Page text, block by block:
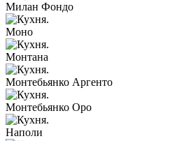
Милан Фондо
Моно
Монтана
Монтебьянко Аргенто
Монтебьянко Оро
Наполи